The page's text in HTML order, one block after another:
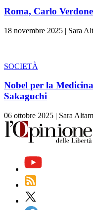
Roma, Carlo
18 novembre 2025 | Sara
SOCIETÀ
Nobel per la
Sakaguchi
06 ottobre 2025 | Sara